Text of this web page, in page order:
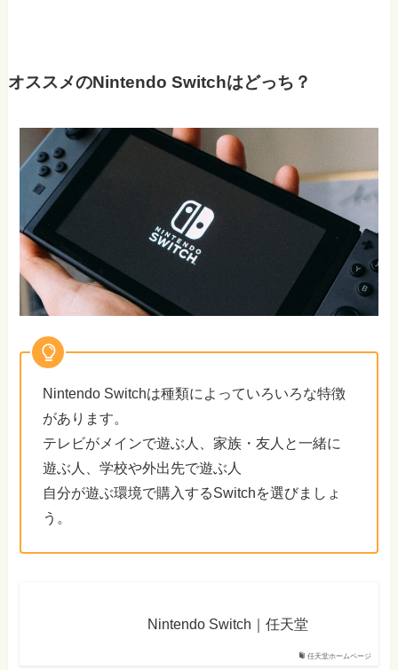
オススメのNintendo Switchはどっち？
Nintendo Switchは種類によっていろいろな特徴
があります。
テレビがメインで遊ぶ人、家族・友人と一緒に
遊ぶ人、学校や外出先で遊ぶ人
自分が遊ぶ環境で購入するSwitchを選びましょ
う。
任天堂ホームページ
Nintendo Switch｜任天堂